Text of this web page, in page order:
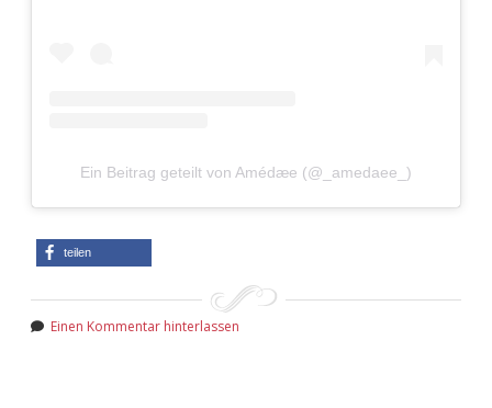
Ein Beitrag geteilt von Amédæe (@_amedaee_)
teilen
Einen Kommentar hinterlassen